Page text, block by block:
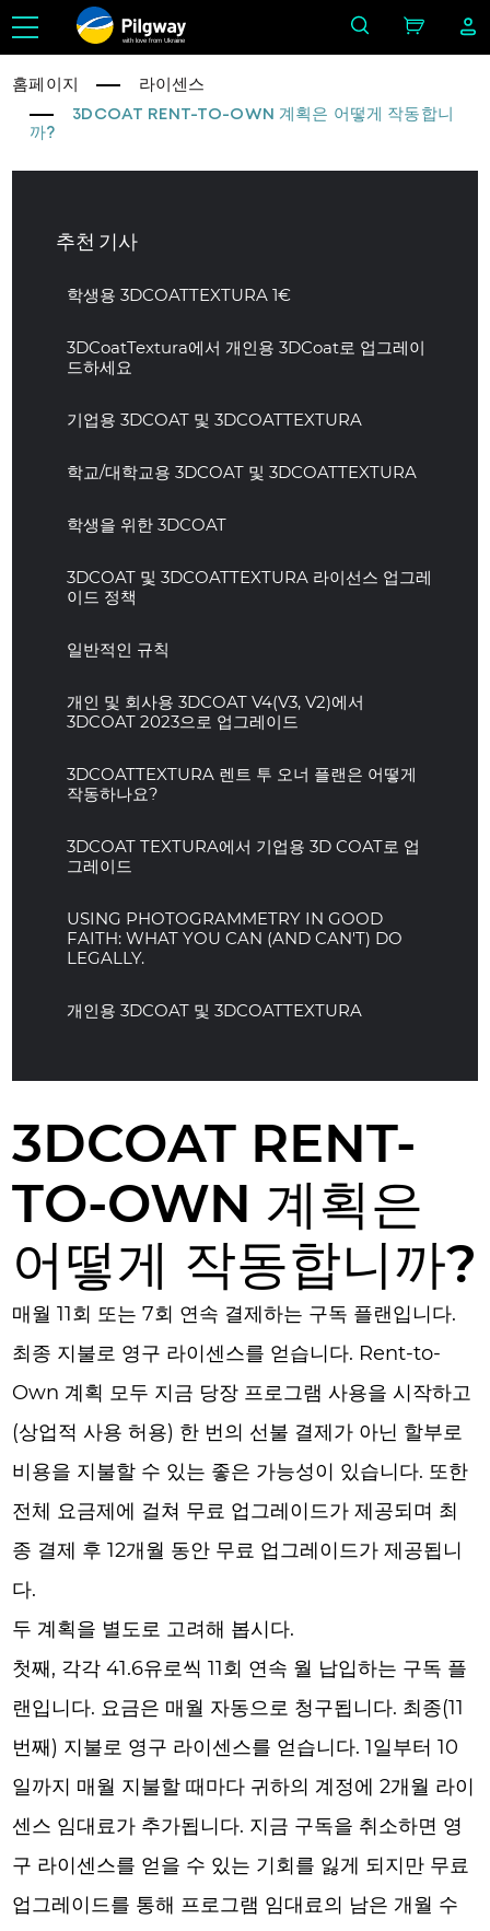
with love from Ukraine
홈페이지
라이센스
3DCOAT RENT-TO-OWN 계획은 어떻게 작동합니
까?
추천 기사
학생용 3DCOATTEXTURA 1€
3DCoatTextura에서 개인용 3DCoat로 업그레이
드하세요
기업용 3DCOAT 및 3DCOATTEXTURA
학교/대학교용 3DCOAT 및 3DCOATTEXTURA
학생을 위한 3DCOAT
3DCOAT 및 3DCOATTEXTURA 라이선스 업그레
이드 정책
일반적인 규칙
개인 및 회사용 3DCOAT V4(V3, V2)에서
3DCOAT 2023으로 업그레이드
3DCOATTEXTURA 렌트 투 오너 플랜은 어떻게
작동하나요?
3DCOAT TEXTURA에서 기업용 3D COAT로 업
그레이드
USING PHOTOGRAMMETRY IN GOOD
FAITH: WHAT YOU CAN (AND CAN'T) DO
LEGALLY.
개인용 3DCOAT 및 3DCOATTEXTURA
3DCOAT RENT-
TO-OWN 계획은
어떻게 작동합니까?
매월 11회 또는 7회 연속 결제하는 구독 플랜입니다.
최종 지불로 영구 라이센스를 얻습니다. Rent-to-
Own 계획 모두 지금 당장 프로그램 사용을 시작하고
(상업적 사용 허용) 한 번의 선불 결제가 아닌 할부로
비용을 지불할 수 있는 좋은 가능성이 있습니다. 또한
전체 요금제에 걸쳐 무료 업그레이드가 제공되며 최
종 결제 후 12개월 동안 무료 업그레이드가 제공됩니
다.
두 계획을 별도로 고려해 봅시다.
첫째, 각각 41.6유로씩 11회 연속 월 납입하는 구독 플
랜입니다. 요금은 매월 자동으로 청구됩니다. 최종(11
번째) 지불로 영구 라이센스를 얻습니다. 1일부터 10
일까지 매월 지불할 때마다 귀하의 계정에 2개월 라이
센스 임대료가 추가됩니다. 지금 구독을 취소하면 영
구 라이센스를 얻을 수 있는 기회를 잃게 되지만 무료
업그레이드를 통해 프로그램 임대료의 남은 개월 수